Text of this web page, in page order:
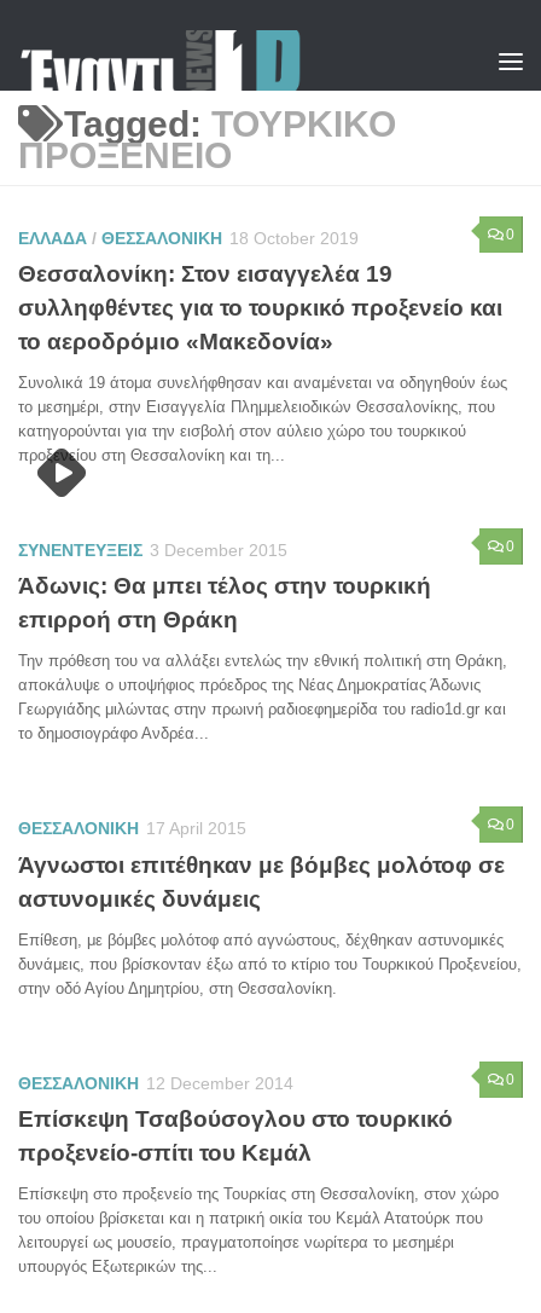
Tagged: ΤΟΥΡΚΙΚΟ
ΠΡΟΞΕΝΕΙΟ
0
ΕΛΛΑΔΑ / ΘΕΣΣΑΛΟΝΙΚΗ 18 October 2019
Θεσσαλονίκη: Στον εισαγγελέα 19
συλληφθέντες για το τουρκικό προξενείο και
το αεροδρόμιο «Μακεδονία»
Συνολικά 19 άτομα συνελήφθησαν και αναμένεται να οδηγηθούν έως
το μεσημέρι, στην Εισαγγελία Πλημμελειοδικών Θεσσαλονίκης, που
κατηγορούνται για την εισβολή στον αύλειο χώρο του τουρκικού
προξενείου στη Θεσσαλονίκη και τη...
0
ΣΥΝΕΝΤΕΥΞΕΙΣ 3 December 2015
Άδωνις: Θα μπει τέλος στην τουρκική
επιρροή στη Θράκη
Την πρόθεση του να αλλάξει εντελώς την εθνική πολιτική στη Θράκη,
αποκάλυψε ο υποψήφιος πρόεδρος της Νέας Δημοκρατίας Άδωνις
Γεωργιάδης μιλώντας στην πρωινή ραδιοεφημερίδα του radio1d.gr και
το δημοσιογράφο Ανδρέα...
0
ΘΕΣΣΑΛΟΝΙΚΗ 17 April 2015
Άγνωστοι επιτέθηκαν με βόμβες μολότοφ σε
αστυνομικές δυνάμεις
Επίθεση, με βόμβες μολότοφ από αγνώστους, δέχθηκαν αστυνομικές
δυνάμεις, που βρίσκoνταν έξω από το κτίριο του Τουρκικού Προξενείου,
στην οδό Αγίου Δημητρίου, στη Θεσσαλονίκη.
0
ΘΕΣΣΑΛΟΝΙΚΗ 12 December 2014
Επίσκεψη Τσαβούσογλου στο τουρκικό
προξενείο-σπίτι του Κεμάλ
Επίσκεψη στο προξενείο της Τουρκίας στη Θεσσαλονίκη, στον χώρο
του οποίου βρίσκεται και η πατρική οικία του Κεμάλ Ατατούρκ που
λειτουργεί ως μουσείο, πραγματοποίησε νωρίτερα το μεσημέρι
υπουργός Εξωτερικών της...